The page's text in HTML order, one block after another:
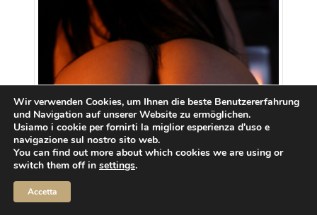
Wir verwenden Cookies, um Ihnen die beste Benutzererfahrung
und Navigation auf unserer Website zu ermöglichen.
Usiamo i cookie per fornirti la miglior esperienza d'uso e
navigazione sul nostro sito web.
You can find out more about which cookies we are using or
switch them off in settings.
Accetta